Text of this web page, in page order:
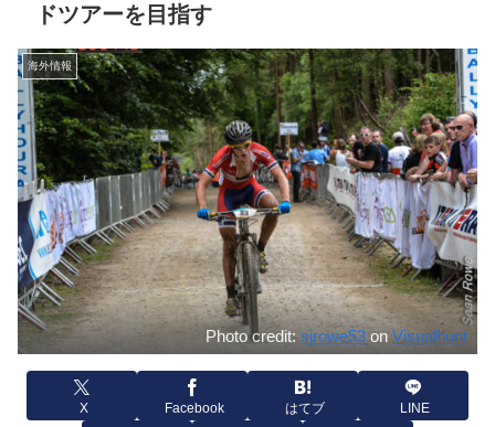
ドツアーを目指す
海外情報
Photo credit: sjrowe53onVisualhunt
X Facebook はてブ LINE